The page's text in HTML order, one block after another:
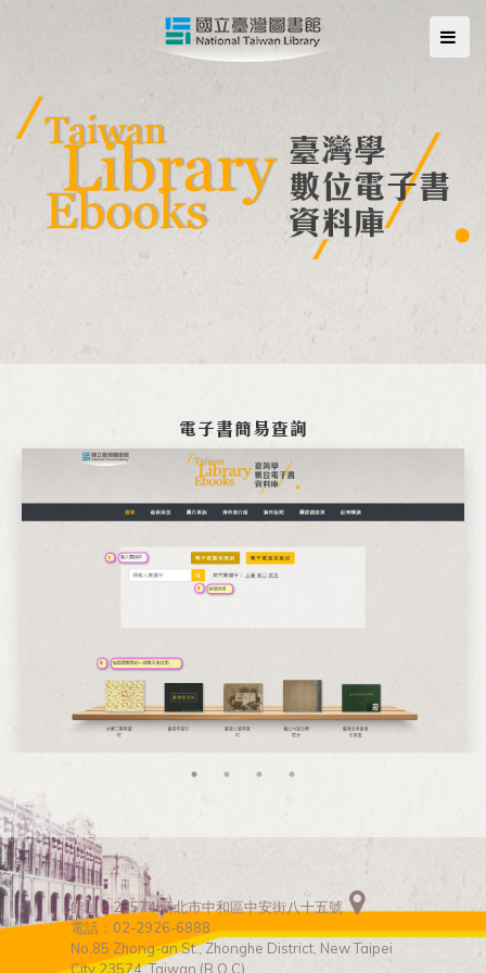
電子書簡易查詢
館址：23574 新北市中和區中安街八十五號
電話：02-2926-6888
No.85 Zhong-an St., Zhonghe District, New Taipei
City 23574, Taiwan (R.O.C)